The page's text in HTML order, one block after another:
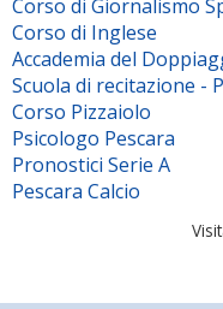
Corso di Giornalismo
Corso di Inglese
Accademia del
Scuola di recitazione -
Corso Pizzaiolo
Psicologo Pescara
Pronostici Serie A
Pescara Calcio